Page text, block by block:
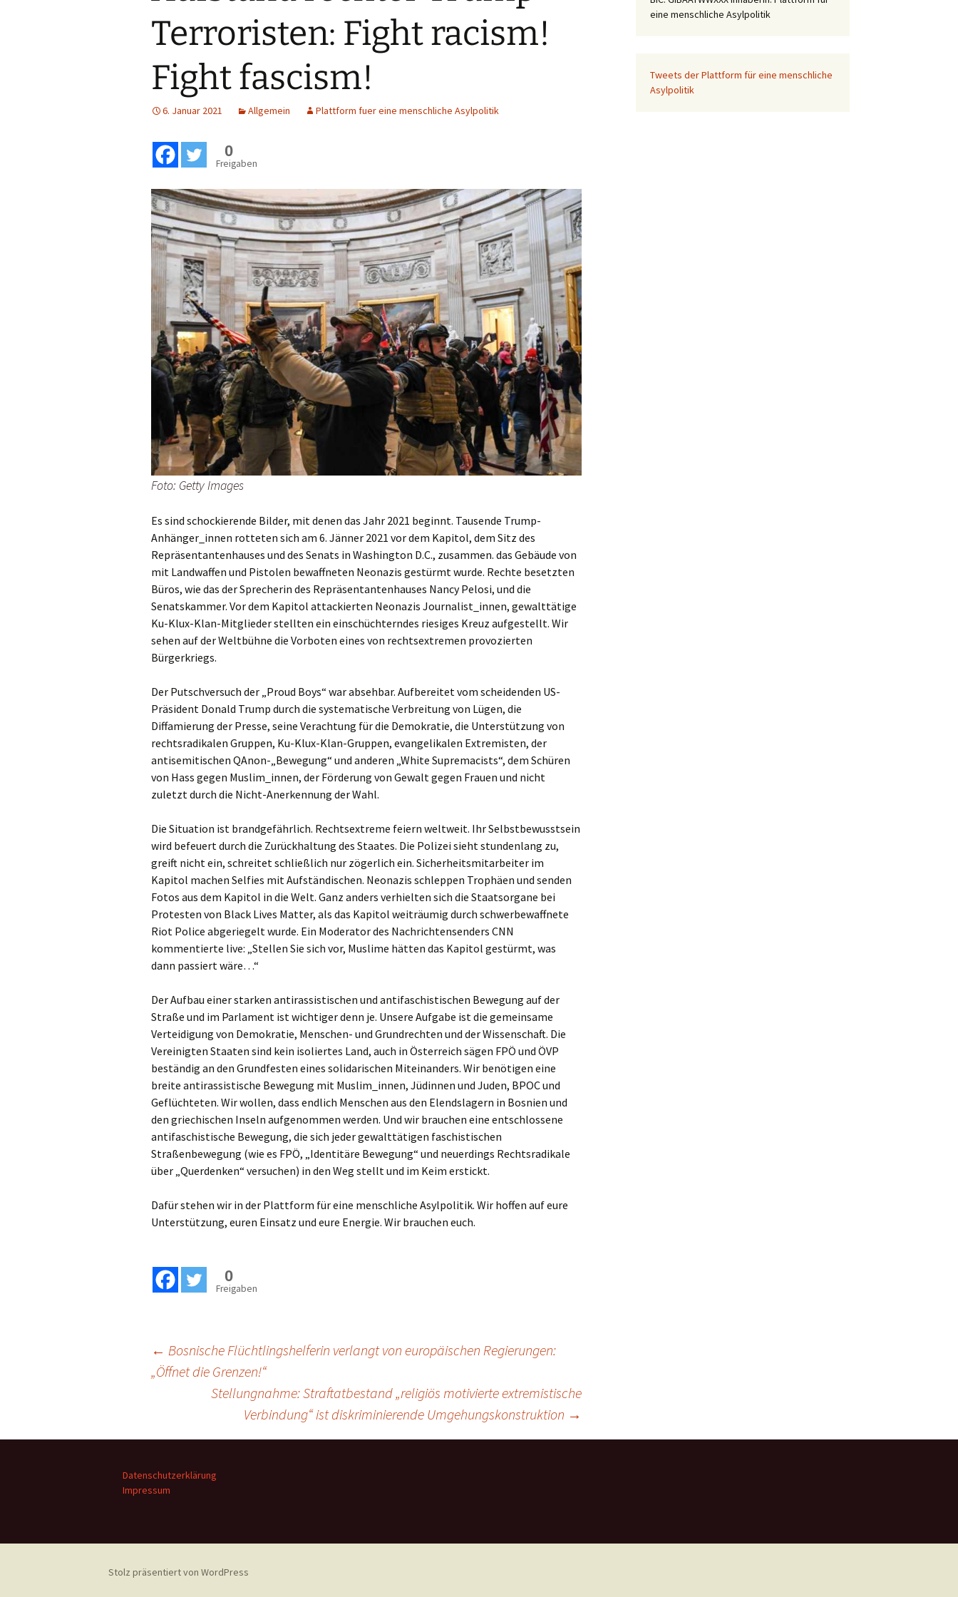
Terroristen: Fight racism!
Fight fascism!
6. Januar 2021 Allgemein Plattform fuer eine menschliche Asylpolitik
0
Freigaben
Foto: Getty Images
Es sind schockierende Bilder, mit denen das Jahr 2021 beginnt. Tausende Trump-
Anhänger_innen rotteten sich am 6. Jänner 2021 vor dem Kapitol, dem Sitz des
Repräsentantenhauses und des Senats in Washington D.C., zusammen. das Gebäude von
mit Landwaffen und Pistolen bewaffneten Neonazis gestürmt wurde. Rechte besetzten
Büros, wie das der Sprecherin des Repräsentantenhauses Nancy Pelosi, und die
Senatskammer. Vor dem Kapitol attackierten Neonazis Journalist_innen, gewalttätige
Ku-Klux-Klan-Mitglieder stellten ein einschüchterndes riesiges Kreuz aufgestellt. Wir
sehen auf der Weltbühne die Vorboten eines von rechtsextremen provozierten
Bürgerkriegs.
Der Putschversuch der „Proud Boys“ war absehbar. Aufbereitet vom scheidenden US-
Präsident Donald Trump durch die systematische Verbreitung von Lügen, die
Diffamierung der Presse, seine Verachtung für die Demokratie, die Unterstützung von
rechtsradikalen Gruppen, Ku-Klux-Klan-Gruppen, evangelikalen Extremisten, der
antisemitischen QAnon-„Bewegung“ und anderen „White Supremacists“, dem Schüren
von Hass gegen Muslim_innen, der Förderung von Gewalt gegen Frauen und nicht
zuletzt durch die Nicht-Anerkennung der Wahl.
Die Situation ist brandgefährlich. Rechtsextreme feiern weltweit. Ihr Selbstbewusstsein
wird befeuert durch die Zurückhaltung des Staates. Die Polizei sieht stundenlang zu,
greift nicht ein, schreitet schließlich nur zögerlich ein. Sicherheitsmitarbeiter im
Kapitol machen Selfies mit Aufständischen. Neonazis schleppen Trophäen und senden
Fotos aus dem Kapitol in die Welt. Ganz anders verhielten sich die Staatsorgane bei
Protesten von Black Lives Matter, als das Kapitol weiträumig durch schwerbewaffnete
Riot Police abgeriegelt wurde. Ein Moderator des Nachrichtensenders CNN
kommentierte live: „Stellen Sie sich vor, Muslime hätten das Kapitol gestürmt, was
dann passiert wäre…“
Der Aufbau einer starken antirassistischen und antifaschistischen Bewegung auf der
Straße und im Parlament ist wichtiger denn je. Unsere Aufgabe ist die gemeinsame
Verteidigung von Demokratie, Menschen- und Grundrechten und der Wissenschaft. Die
Vereinigten Staaten sind kein isoliertes Land, auch in Österreich sägen FPÖ und ÖVP
beständig an den Grundfesten eines solidarischen Miteinanders. Wir benötigen eine
breite antirassistische Bewegung mit Muslim_innen, Jüdinnen und Juden, BPOC und
Geflüchteten. Wir wollen, dass endlich Menschen aus den Elendslagern in Bosnien und
den griechischen Inseln aufgenommen werden. Und wir brauchen eine entschlossene
antifaschistische Bewegung, die sich jeder gewalttätigen faschistischen
Straßenbewegung (wie es FPÖ, „Identitäre Bewegung“ und neuerdings Rechtsradikale
über „Querdenken“ versuchen) in den Weg stellt und im Keim erstickt.
Dafür stehen wir in der Plattform für eine menschliche Asylpolitik. Wir hoffen auf eure
Unterstützung, euren Einsatz und eure Energie. Wir brauchen euch.
0
Freigaben
Beitragsnavigation
← Bosnische Flüchtlingshelferin verlangt von europäischen Regierungen:
„Öffnet die Grenzen!“
Stellungnahme: Straftatbestand „religiös motivierte extremistische
Verbindung“ ist diskriminierende Umgehungskonstruktion →
eine menschliche Asylpolitik
Tweets der Plattform für eine menschliche
Asylpolitik
Datenschutzerklärung
Impressum
Stolz präsentiert von WordPress